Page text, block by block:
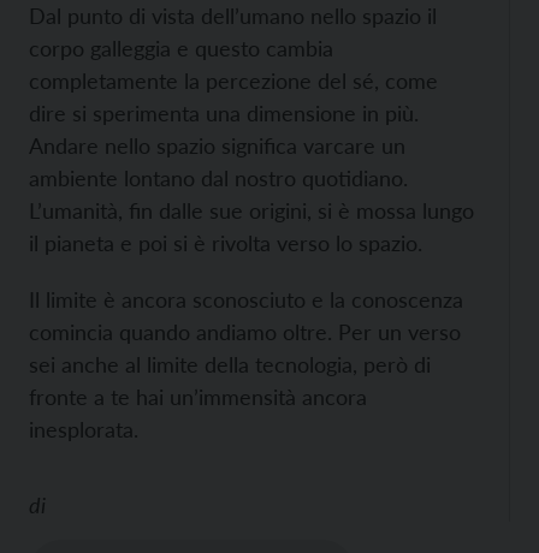
Dal punto di vista dell’umano nello spazio il
corpo galleggia e questo cambia
completamente la percezione del sé, come
dire si sperimenta una dimensione in più.
Andare nello spazio significa varcare un
ambiente lontano dal nostro quotidiano.
L’umanità, fin dalle sue origini, si è mossa lungo
il pianeta e poi si è rivolta verso lo spazio.
Il limite è ancora sconosciuto e la conoscenza
comincia quando andiamo oltre. Per un verso
sei anche al limite della tecnologia, però di
fronte a te hai un’immensità ancora
inesplorata.
di